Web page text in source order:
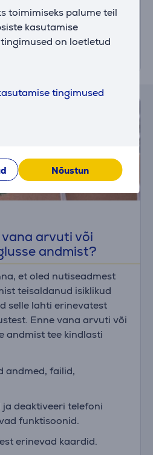
toimimiseks palume teil
kasutamise
on loetletud
tingimused
Nõustun
seadustele.
enne selle ära
isiklikud andmed.
arvuti või
andmist?
et oled nutiseadmest
teisaldanud isiklikud
selle lahti erinevatest
Enne vana arvuti või
andmist tee kindlasti
andmed, failid,
deaktiveeri telefoni
funktisoonid.
erinevad kaardid.